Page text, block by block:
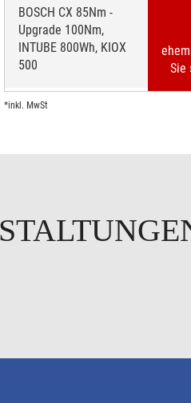
BOSCH CX 85Nm -
Upgrade 100Nm,
INTUBE 800Wh, KIOX
500
Sie
*inkl. MwSt